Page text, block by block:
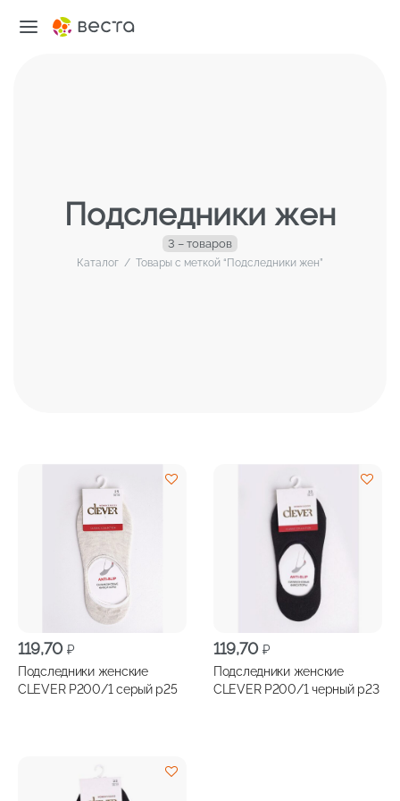
Подследники жен
3 – товаров
Каталог / Товары с меткой “Подследники жен”
119,70 ₽
Подследники женские
CLEVER Р200/1 серый р25
119,70 ₽
Подследники женские
CLEVER Р200/1 черный р23